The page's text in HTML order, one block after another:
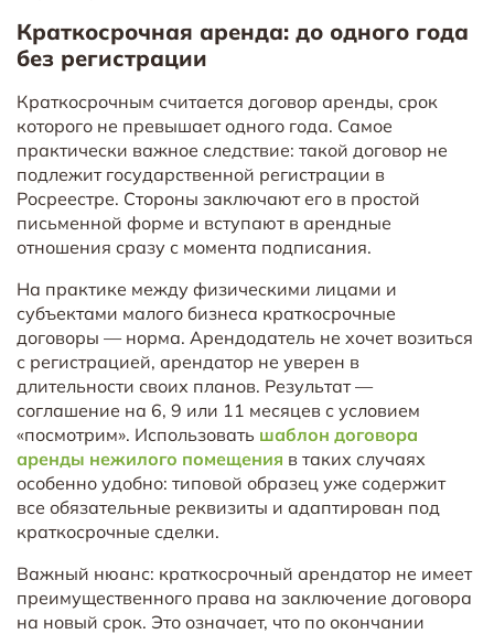
Краткосрочная аренда: до одного года
без регистрации
Краткосрочным считается договор аренды, срок
которого не превышает одного года. Самое
практически важное следствие: такой договор не
подлежит государственной регистрации в
Росреестре. Стороны заключают его в простой
письменной форме и вступают в арендные
отношения сразу с момента подписания.
На практике между физическими лицами и
субъектами малого бизнеса краткосрочные
договоры — норма. Арендодатель не хочет возиться
с регистрацией, арендатор не уверен в
длительности своих планов. Результат —
соглашение на 6, 9 или 11 месяцев с условием
«посмотрим». Использовать шаблон договора
аренды нежилого помещения в таких случаях
особенно удобно: типовой образец уже содержит
все обязательные реквизиты и адаптирован под
краткосрочные сделки.
Важный нюанс: краткосрочный арендатор не имеет
преимущественного права на заключение договора
на новый срок. Это означает, что по окончании